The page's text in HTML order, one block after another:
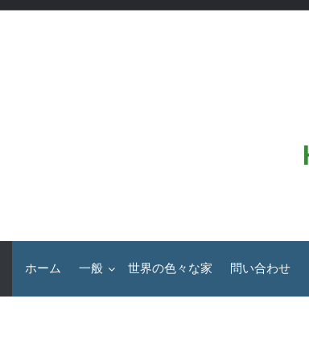
コ
ホーム 一般 世界の色々な家 問い合わせ